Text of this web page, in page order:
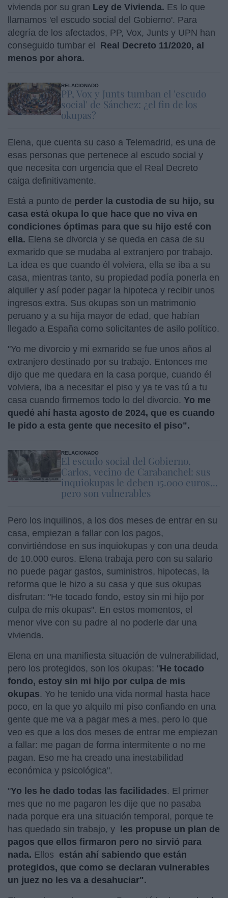
vivienda por su gran Ley de Vivienda. Es lo que
llamamos 'el escudo social del Gobierno'. Para
alegría de los afectados, PP, Vox, Junts y UPN han
conseguido tumbar el Real Decreto 11/2020, al
menos por ahora.
RELACIONADO
PP, Vox y Junts tumban el 'escudo
social' de Sánchez: ¿el fin de los
okupas?
Elena, que cuenta su caso a Telemadrid, es una de
esas personas que pertenece al escudo social y
que necesita con urgencia que el Real Decreto
caiga definitivamente.
Está a punto de perder la custodia de su hijo, su
casa está okupa lo que hace que no viva en
condiciones óptimas para que su hijo esté con
ella. Elena se divorcia y se queda en casa de su
exmarido que se mudaba al extranjero por trabajo.
La idea es que cuando él volviera, ella se iba a su
casa, mientras tanto, su propiedad podía ponerla en
alquiler y así poder pagar la hipoteca y recibir unos
ingresos extra. Sus okupas son un matrimonio
peruano y a su hija mayor de edad, que habían
llegado a España como solicitantes de asilo político.
"Yo me divorcio y mi exmarido se fue unos años al
extranjero destinado por su trabajo. Entonces me
dijo que me quedara en la casa porque, cuando él
volviera, iba a necesitar el piso y ya te vas tú a tu
casa cuando firmemos todo lo del divorcio. Yo me
quedé ahí hasta agosto de 2024, que es cuando
le pido a esta gente que necesito el piso".
RELACIONADO
El escudo social del Gobierno.
Carlos, vecino de Carabanchel: sus
inquiokupas le deben 15.000 euros...
pero son vulnerables
Pero los inquilinos, a los dos meses de entrar en su
casa, empiezan a fallar con los pagos,
convirtiéndose en sus inquiokupas y con una deuda
de 10.000 euros. Elena trabaja pero con su salario
no puede pagar gastos, suministros, hipotecas, la
reforma que le hizo a su casa y que sus okupas
disfrutan: "He tocado fondo, estoy sin mi hijo por
culpa de mis okupas". En estos momentos, el
menor vive con su padre al no poderle dar una
vivienda.
Elena en una manifiesta situación de vulnerabilidad,
pero los protegidos, son los okupas: "He tocado
fondo, estoy sin mi hijo por culpa de mis
okupas. Yo he tenido una vida normal hasta hace
poco, en la que yo alquilo mi piso confiando en una
gente que me va a pagar mes a mes, pero lo que
veo es que a los dos meses de entrar me empiezan
a fallar: me pagan de forma intermitente o no me
pagan. Eso me ha creado una inestabilidad
económica y psicológica".
"Yo les he dado todas las facilidades. El primer
mes que no me pagaron les dije que no pasaba
nada porque era una situación temporal, porque te
has quedado sin trabajo, y les propuse un plan de
pagos que ellos firmaron pero no sirvió para
nada. Ellos están ahí sabiendo que están
protegidos, que como se declaran vulnerables
un juez no les va a desahuciar".